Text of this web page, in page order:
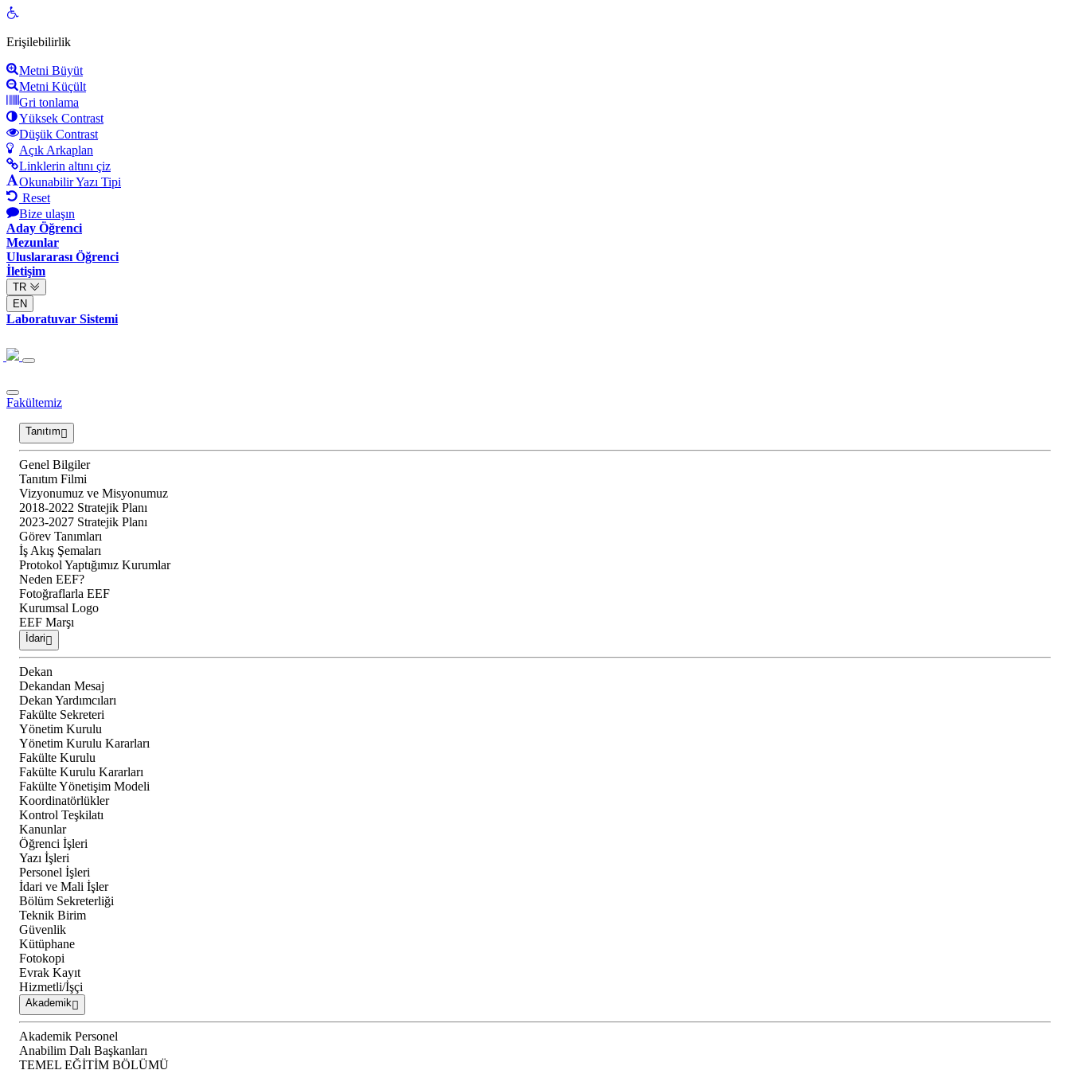
Open
Erişilebilirlik
Metni Büyüt
Metni Küçült
Gri tonlama
Yüksek Contrast
Düşük Contrast
Açık Arkaplan
Linklerin altını çiz
Okunabilir Yazı Tipi
Reset
Bize ulaşın
Aday Öğrenci
Mezunlar
Uluslararası Öğrenci
İletişim
TR
EN
Laboratuvar Sistemi
Fakültemiz
Tanıtım
Genel Bilgiler
Tanıtım Filmi
Vizyonumuz ve Misyonumuz
2018-2022 Stratejik Planı
2023-2027 Stratejik Planı
Görev Tanımları
İş Akış Şemaları
Protokol Yaptığımız Kurumlar
Neden EEF?
Fotoğraflarla EEF
Kurumsal Logo
EEF Marşı
İdari
Dekan
Dekandan Mesaj
Dekan Yardımcıları
Fakülte Sekreteri
Yönetim Kurulu
Yönetim Kurulu Kararları
Fakülte Kurulu
Fakülte Kurulu Kararları
Fakülte Yönetişim Modeli
Koordinatörlükler
Kontrol Teşkilatı
Kanunlar
Öğrenci İşleri
Yazı İşleri
Personel İşleri
İdari ve Mali İşler
Bölüm Sekreterliği
Teknik Birim
Güvenlik
Kütüphane
Fotokopi
Evrak Kayıt
Hizmetli/İşçi
Akademik
Akademik Personel
Anabilim Dalı Başkanları
TEMEL EĞİTİM BÖLÜMÜ